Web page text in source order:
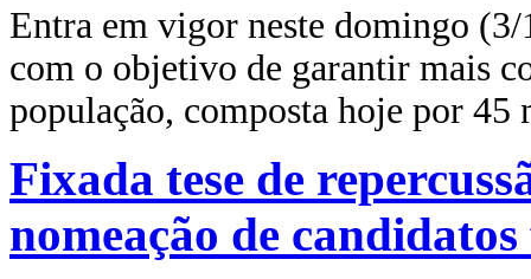
Entra em vigor neste domingo
com o objetivo de garantir mais
população, composta hoje por
Fixada tese de
nomeação de